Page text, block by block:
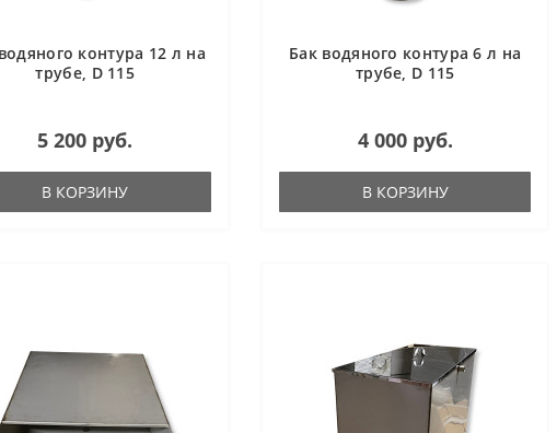
контура 12 л на
трубе, D 115
5 200 руб.
В КОРЗИНУ
Бак водяного контура 6 л на
трубе, D 115
4 000 руб.
В КОРЗИНУ